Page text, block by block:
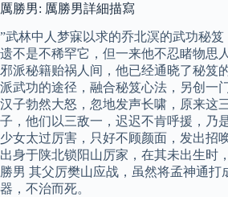
厲勝男: 厲勝男詳細描寫
”武林中人梦寐以求的乔北溟的武功秘
遗不是不稀罕它，但一来他不忍睹物思
邪派秘籍贻祸人间，他已经通晓了秘笈
派武功的途径，融合秘笈心法，另创一
汉子勃然大怒，忽地发声长啸，原来这
子，他们以三敌一，迟迟不肯呼援，乃
少女太过厉害，只好不顾颜面，发出招
出身于陕北锁阳山厉家，在其未出生时
勝男 其父厉樊山应战，虽然将孟神通打
器，不治而死。